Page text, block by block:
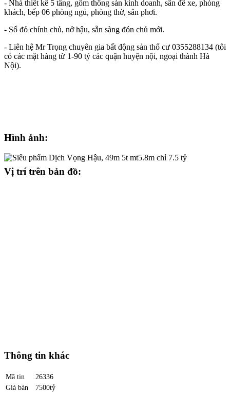
- Nhà thiết kế 5 tầng, gồm thông sàn kinh doanh, sân để xe, phòng
khách, bếp 06 phòng ngủ, phòng thờ, sân phơi.
- Sổ đỏ chính chủ, nở hậu, sẵn sàng đón chủ mới.
- Liên hệ Mr Trọng chuyên gia bất động sản thổ cư 0355288134 (tôi
có các mặt hàng từ 1-90 tỷ các quận huyện nội, ngoại thành Hà
Nội).
Hình ảnh:
Vị trí trên bản đồ:
Thông tin khác
Mã tin
26336
Giá bán
7500tỷ